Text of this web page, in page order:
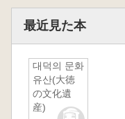
最近見た本
대덕의 문화
유산(大徳
の文化遺
産)